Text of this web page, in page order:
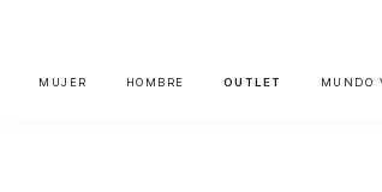
MUJER HOMBRE OUTLET MUNDO